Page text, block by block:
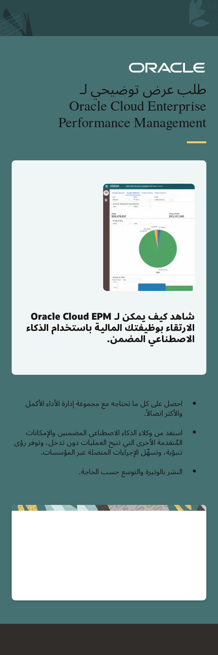
طلب عرض توضيحي لـ
Oracle Cloud Enterprise
Performance Management
شاهد كيف يمكن لـ Oracle Cloud EPM
الارتقاء بوظيفتك المالية باستخدام الذكاء
الاصطناعي المضمن.
احصل على كل ما تحتاجه مع مجموعة إدارة الأداء الأكمل
والأكثر اتصالاً.
استفد من وكلاء الذكاء الاصطناعي المضمنين والإمكانات
المُتقدمة الأخرى التي تتيح العمليات دون تدخل، وتوفر رؤى
تنبؤية، وتسهِّل الإجراءات المتصلة عبر المؤسسات.
النشر بالوتيرة والتوسع حسب الحاجة.